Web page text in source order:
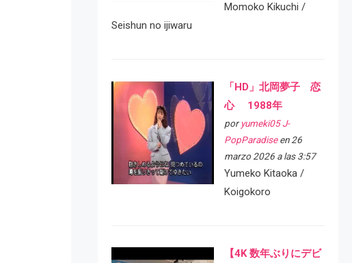
Momoko Kikuchi /
Seishun no ijiwaru
「HD」北岡夢子 恋
心 1988年
por yumeki05 J-
PopParadiseen 26
marzo 2026 a las 3:57
Yumeko Kitaoka /
Koigokoro
【4K 数年ぶりにデビ